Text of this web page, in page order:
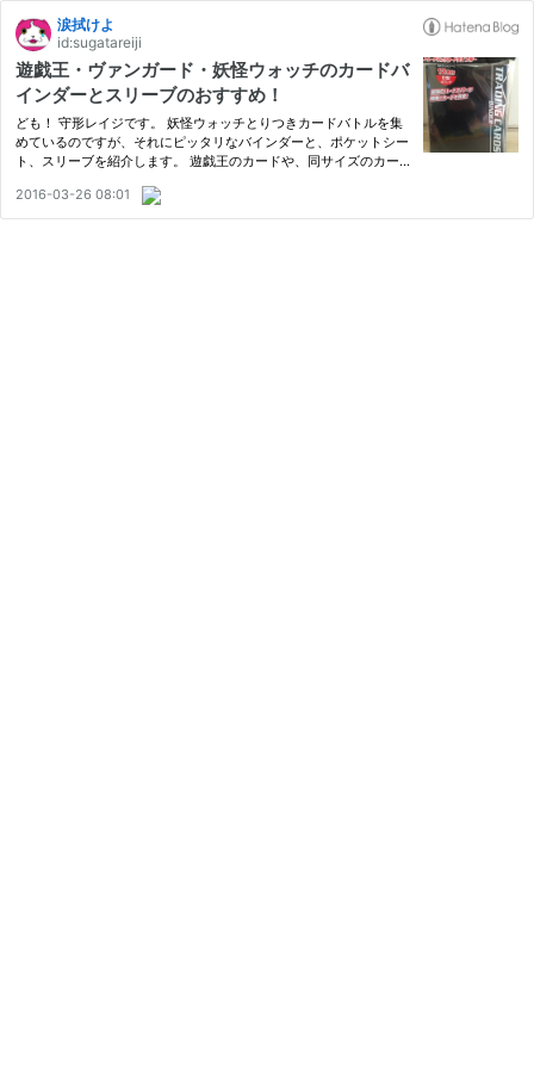
涙拭けよ
id:sugatareiji
遊戯王・ヴァンガード・妖怪ウォッチのカードバ
インダーとスリーブのおすすめ！
ども！ 守形レイジです。 妖怪ウォッチとりつきカードバトルを集
めているのですが、それにピッタリなバインダーと、ポケットシー
ト、スリーブを紹介します。 遊戯王のカードや、同サイズのカー
2016-03-26 08:01